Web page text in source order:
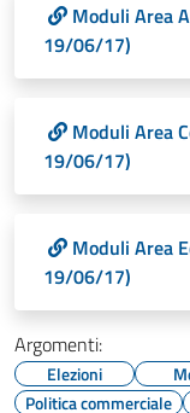
Moduli Area
19/06/17)
Moduli Area
19/06/17)
Moduli Area
19/06/17)
Argomenti:
Elezioni
Politica commerciale